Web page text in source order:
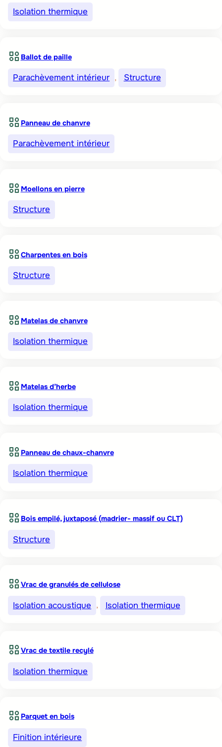
Isolation thermique
Ballot de paille
Parachèvement intérieur , Structure
Panneau de chanvre
Parachèvement intérieur
Moellons en pierre
Structure
Charpentes en bois
Structure
Matelas de chanvre
Isolation thermique
Matelas d’herbe
Isolation thermique
Panneau de chaux-chanvre
Isolation thermique
Bois empilé, juxtaposé (madrier- massif ou CLT)
Structure
Vrac de granulés de cellulose
Isolation acoustique , Isolation thermique
Vrac de textile recylé
Isolation thermique
Parquet en bois
Finition intérieure